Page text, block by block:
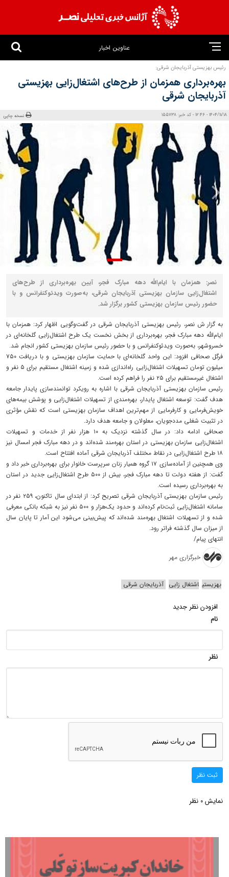
عناوین اخبار
رئیس بهزیستی آذربایجان شرقی:
بهره‌برداری همزمان از طرح‌های اشتغال‌زایی بهزیستی
آذربایجان شرقی
1404/11/18 - 12:46 - کد خبر: 155738 نسخه چاپی
نصر: همزمان با ایام‌الله دهه مبارک فجر، آیین بهره‌برداری از طرح‌های
اشتغال‌زایی سازمان بهزیستی آذربایجان شرقی، به‌صورت ویدئوکنفرانس و با
حضور رئیس سازمان بهزیستی کشور برگزار شد.
به گزار ش نصر، رئیس بهزیستی آذربایجان شرقی در گفت‌وگویی اظهار کرد: همزمان با
ایام‌الله دهه مبارک فجر، بهره‌برداری از بخش نخست یک طرح اشتغال‌زایی گلخانه‌ای در
خسروشهر، به‌صورت ویدئوکنفرانس و با حضور رئیس سازمان بهزیستی کشور انجام شد.
فرگل صحافی افزود: این واحد گلخانه‌ای با حمایت سازمان بهزیستی و با دریافت ۷۵۰
میلیون تومان تسهیلات اشتغال‌زایی راه‌اندازی شده و زمینه اشتغال مستقیم برای ۵ نفر و
اشتغال غیرمستقیم برای ۲۵ نفر را فراهم کرده است.
رئیس سازمان بهزیستی آذربایجان شرقی با اشاره به رویکرد توانمندسازی پایدار جامعه
هدف گفت: توسعه اشتغال پایدار، بهره‌مندی از تسهیلات اشتغال‌زایی و پوشش بیمه‌های
خویش‌فرمایی و کارفرمایی از مهم‌ترین اهداف سازمان بهزیستی است که نقش مؤثری
در تثبیت شغلی مددجویان، معلولان و جامعه هدف دارد.
صحافی ادامه داد: در سال گذشته نزدیک به ۱۰ هزار نفر از خدمات و تسهیلات
اشتغال‌زایی سازمان بهزیستی در استان بهره‌مند شده‌اند و در دهه مبارک فجر امسال نیز
۱۸ طرح اشتغال‌زایی در نقاط مختلف آذربایجان شرقی آماده افتتاح است.
وی همچنین از آماده‌سازی ۱۷ گروه همیار زنان سرپرست خانوار برای بهره‌برداری خبر داد و
گفت: از هفته دولت تا دهه مبارک فجر، بیش از ۵۰۰ طرح اشتغال‌زایی جدید در استان
به بهره‌برداری رسیده است.
رئیس سازمان بهزیستی آذربایجان شرقی تصریح کرد: از ابتدای سال تاکنون، ۲۵۹ نفر در
سامانه اشتغال‌زایی ثبت‌نام کرده‌اند و حدود یک‌هزار و ۵۰۰ نفر نیز به شبکه بانکی معرفی
شده و از تسهیلات اشتغال بهره‌مند شده‌اند که پیش‌بینی می‌شود این آمار تا پایان سال
از میزان سال گذشته فراتر رود.
انتهای پیام/
خبرگزاری مهر
بهزیستی اشتغال زایی آذربایجان شرقی
افزودن نظر جدید
نام
نظر
ثبت نظر
نمایش 0 نظر